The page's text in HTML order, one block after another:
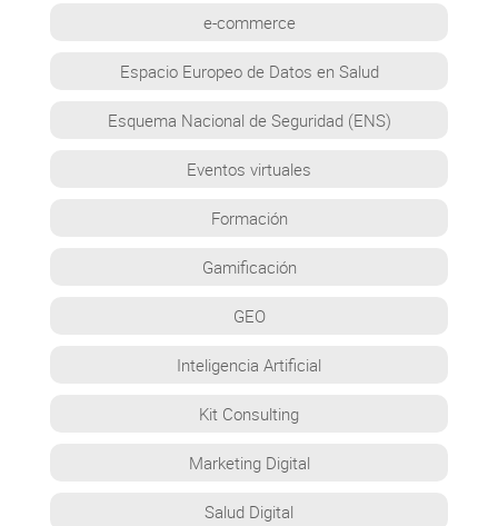
e-commerce
Espacio Europeo de Datos en Salud
Esquema Nacional de Seguridad (ENS)
Eventos virtuales
Formación
Gamificación
GEO
Inteligencia Artificial
Kit Consulting
Marketing Digital
Salud Digital